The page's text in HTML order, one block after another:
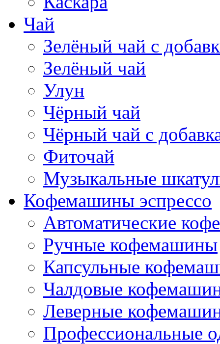
Чай
Зелёный чай с
Зелёный чай
Улун
Чёрный чай
Чёрный чай с
Фиточай
Музыкальные
Кофемашины эспрессо
Автоматические
Ручные кофемашины
Капсульные
Чалдовые
Леверные
Профессиональные